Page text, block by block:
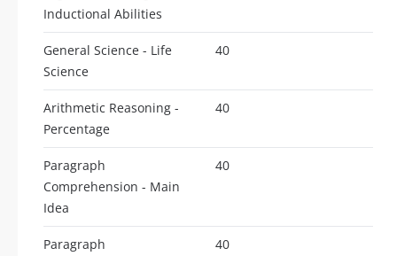
Inductional Abilities
General Science - Life
Science
40
Arithmetic Reasoning -
Percentage
40
Paragraph
Comprehension - Main
Idea
40
Paragraph
40